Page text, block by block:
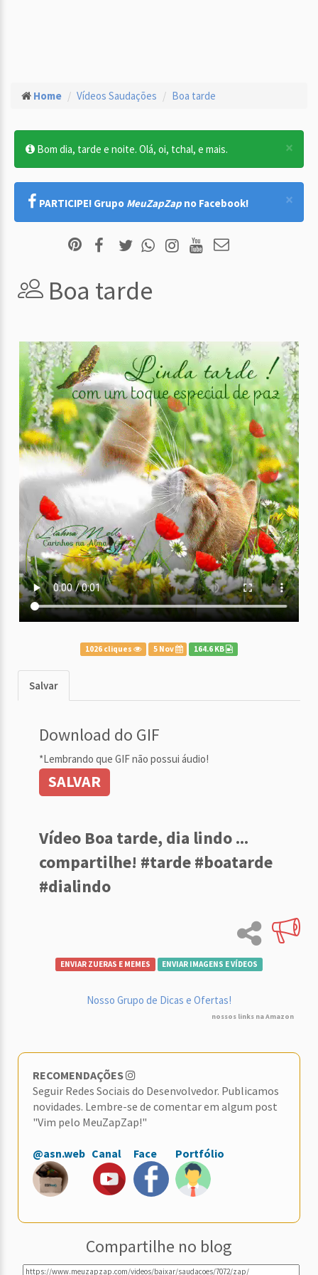
Home Vídeos Saudações Boa tarde
×
Bom dia, tarde e noite. Olá, oi, tchal, e mais.
×
PARTICIPE! Grupo MeuZapZap no Facebook!
Boa tarde
1026 cliques 5 Nov 164.6 KB
Salvar
Download do GIF
*Lembrando que GIF não possui áudio!
SALVAR
Vídeo Boa tarde, dia lindo ...
compartilhe! #tarde #boatarde
#dialindo
ENVIAR ZUERAS E MEMES ENVIAR IMAGENS E VÍDEOS
Nosso Grupo de Dicas e Ofertas!
nossos links na Amazon
RECOMENDAÇÕES
Seguir Redes Sociais do Desenvolvedor. Publicamos
novidades. Lembre-se de comentar em algum post
"Vim pelo MeuZapZap!"
@asn.web Canal Face Portfólio
Compartilhe no blog